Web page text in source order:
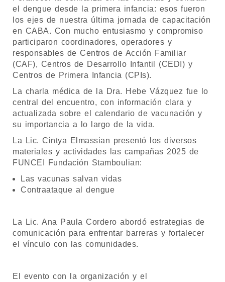
el dengue desde la primera infancia: esos fueron
los ejes de nuestra última jornada de capacitación
en CABA. Con mucho entusiasmo y compromiso
participaron coordinadores, operadores y
responsables de Centros de Acción Familiar
(CAF), Centros de Desarrollo Infantil (CEDI) y
Centros de Primera Infancia (CPIs).
La charla médica de la Dra. Hebe Vázquez fue lo
central del encuentro, con información clara y
actualizada sobre el calendario de vacunación y
su importancia a lo largo de la vida.
La Lic. Cintya Elmassian presentó los diversos
materiales y actividades las campañas 2025 de
FUNCEI Fundación Stamboulian:
Las vacunas salvan vidas
Contraataque al dengue
La Lic. Ana Paula Cordero abordó estrategias de
comunicación para enfrentar barreras y fortalecer
el vínculo con las comunidades.
El evento con la organización y el